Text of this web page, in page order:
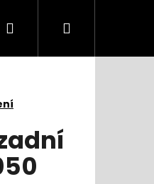
PřihlášeníNákupní